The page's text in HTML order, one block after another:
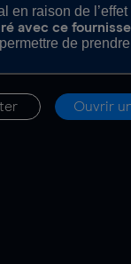
en raison de l’effet
avec ce
de
Ouvrir